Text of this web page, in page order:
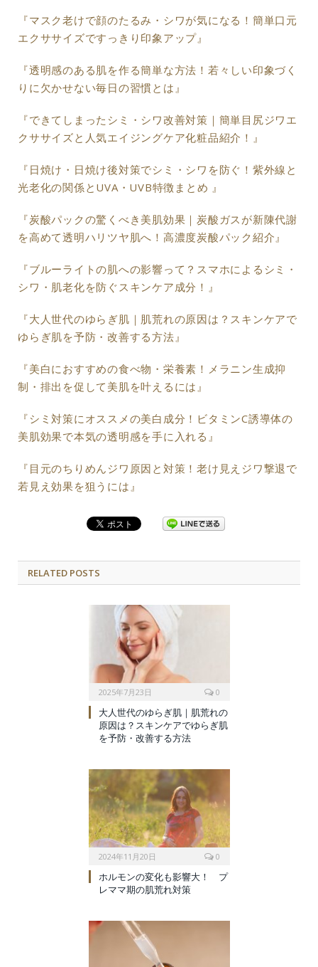
『マスク老けで顔のたるみ・シワが気になる！簡単口元
エクササイズですっきり印象アップ』
『透明感のある肌を作る簡単な方法！若々しい印象づく
りに欠かせない毎日の習慣とは』
『できてしまったシミ・シワ改善対策｜簡単目尻ジワエ
クササイズと人気エイジングケア化粧品紹介！』
『日焼け・日焼け後対策でシミ・シワを防ぐ！紫外線と
光老化の関係とUVA・UVB特徴まとめ 』
『炭酸パックの驚くべき美肌効果｜炭酸ガスが新陳代謝
を高めて透明ハリツヤ肌へ！高濃度炭酸パック紹介』
『ブルーライトの肌への影響って？スマホによるシミ・
シワ・肌老化を防ぐスキンケア成分！』
『大人世代のゆらぎ肌｜肌荒れの原因は？スキンケアで
ゆらぎ肌を予防・改善する方法』
『美白におすすめの食べ物・栄養素！メラニン生成抑
制・排出を促して美肌を叶えるには』
『シミ対策にオススメの美白成分！ビタミンC誘導体の
美肌効果で本気の透明感を手に入れる』
『目元のちりめんジワ原因と対策！老け見えジワ撃退で
若見え効果を狙うには』
RELATED POSTS
2025年7月23日
0
大人世代のゆらぎ肌｜肌荒れの
原因は？スキンケアでゆらぎ肌
を予防・改善する方法
2024年11月20日
0
ホルモンの変化も影響大！ プ
レママ期の肌荒れ対策